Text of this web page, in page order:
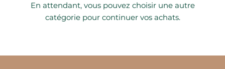
En attendant, vous pouvez choisir une autre
catégorie pour continuer vos achats.